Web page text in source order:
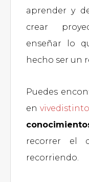
aprender y
crear
enseñar lo
hecho ser un
Puedes
en
recorrer el
recorriendo.